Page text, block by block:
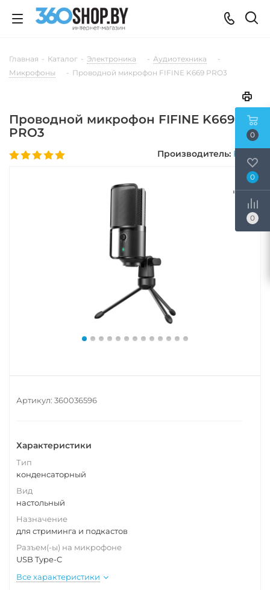
Главная - Каталог - Электроника - Аудиотехника
-
Микрофоны
- Проводной микрофон FIFINE K669 PRO3
Проводной микрофон FIFINE K669
PRO3
Производитель: FIFINE
Артикул: 360036596
Характеристики
Тип
конденсаторный
Вид
настольный
Назначение
для стриминга и подкастов
Разъем(-ы) на микрофоне
USB Type-C
Все характеристики
0
0
0